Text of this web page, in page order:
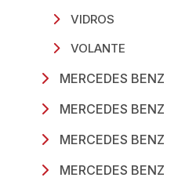
VIDROS
VOLANTE
MERCEDES BENZ
MERCEDES BENZ
MERCEDES BENZ
MERCEDES BENZ